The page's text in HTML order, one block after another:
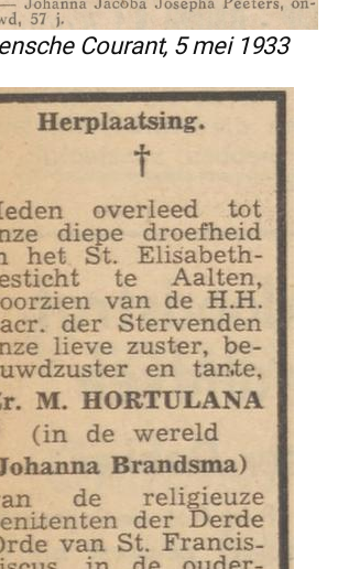
Courant, 5 mei 1933